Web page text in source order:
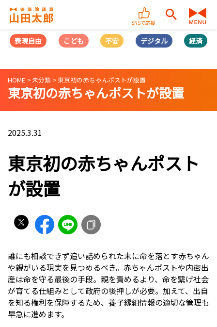
SNSで応援
表現自由 こども 不安 デジタル 経済
HOME 未分類 東京初の赤ちゃんポストが設置
東京初の赤ちゃんポストが設置
2025.3.31
東京初の赤ちゃんポスト
が設置
誰にも相談できず追い詰められた末に命を落とす赤ちゃん
や親がいる現実を見つめるべき。赤ちゃんポストや内密出
産は命を守る最後の手段。親を責めるより、命を繋げ社会
が育てる仕組みとして政府の後押しが必要。加えて、出自
を知る権利を保障するため、養子縁組情報の適切な管理も
早急に進めます。